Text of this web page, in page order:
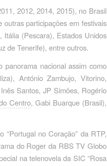
2012, 2014, 2015), no Brasil
participações em festivais
(Pescara), Estados Unidos
de Tenerife), entre outros.
nacional assim como
António Zambujo, Vitorino,
Santos, JP Simões, Rogério
Centro, Gabi Buarque (Brasil),
“Portugal no Coração” da RTP,
do Roger da RBS TV Globo
na telenovela da SIC “Rosa